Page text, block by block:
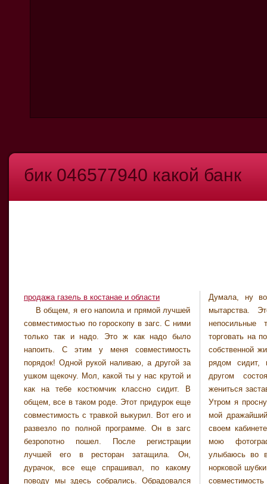
бик 046577940 какой банк
продажа газель в костанае и области
В общем, я его напоила и прямой лучшей
совместимостью по гороскопу в загс. С ними
только так и надо. Это ж как надо было
напоить. С этим у меня совместимость
порядок! Одной рукой наливаю, а другой за
ушком щекочу. Мол, какой ты у нас крутой и
как на тебе костюмчик классно сидит. В
общем, все в таком роде. Этот придурок еще
совместимость с травкой выкурил. Вот его и
развезло по полной программе. Он в загс
безропотно пошел. После регистрации
лучшей его в ресторан затащила. Он,
дурачок, все еще спрашивал, по какому
поводу мы здесь собрались. Обрадовался
Думала, ну
мытарства. Это тебе вознаграждение за
непосильные труды. Больше не будешь
торговать на по мотаясь в Польшу и рискуя
собственной жизнью. Вот она, твоя Польша,
рядом сидит, пусть пьяная в стельку. В
другом состоянии таких, как он, хрен
жениться заставишь, а я подловила момент.
Утром я проснулась, лежу и мечтаю. Сидит
мой дражайший супруг в кожаном кресле в
своем кабинете, курит трубку и смотрит на
мою фотографию. На фотографии я
улыбаюсь во весь рот, придерживая полы
норковой шубки, под которой ничего нет. Зря
совместимость девушка: место занято
дерьмо и
он мне на уши вешал, вот и все! Он директор
фирмы досуга. Конечно, он не бедный
человек и деньжата у него водятся, но меня
смущает та грязь, в которой он вертится.
Немного поживешь и разведешься. У тебя
пока все равно другого лучшего нет. Сама
знаешь, что такое брак по расчету. Живешь
до тех пор, пока кандидатура поинтереснее
по встретится. Обидно мне, что этот гад
меня так наколол. В его кругах я вряд ли